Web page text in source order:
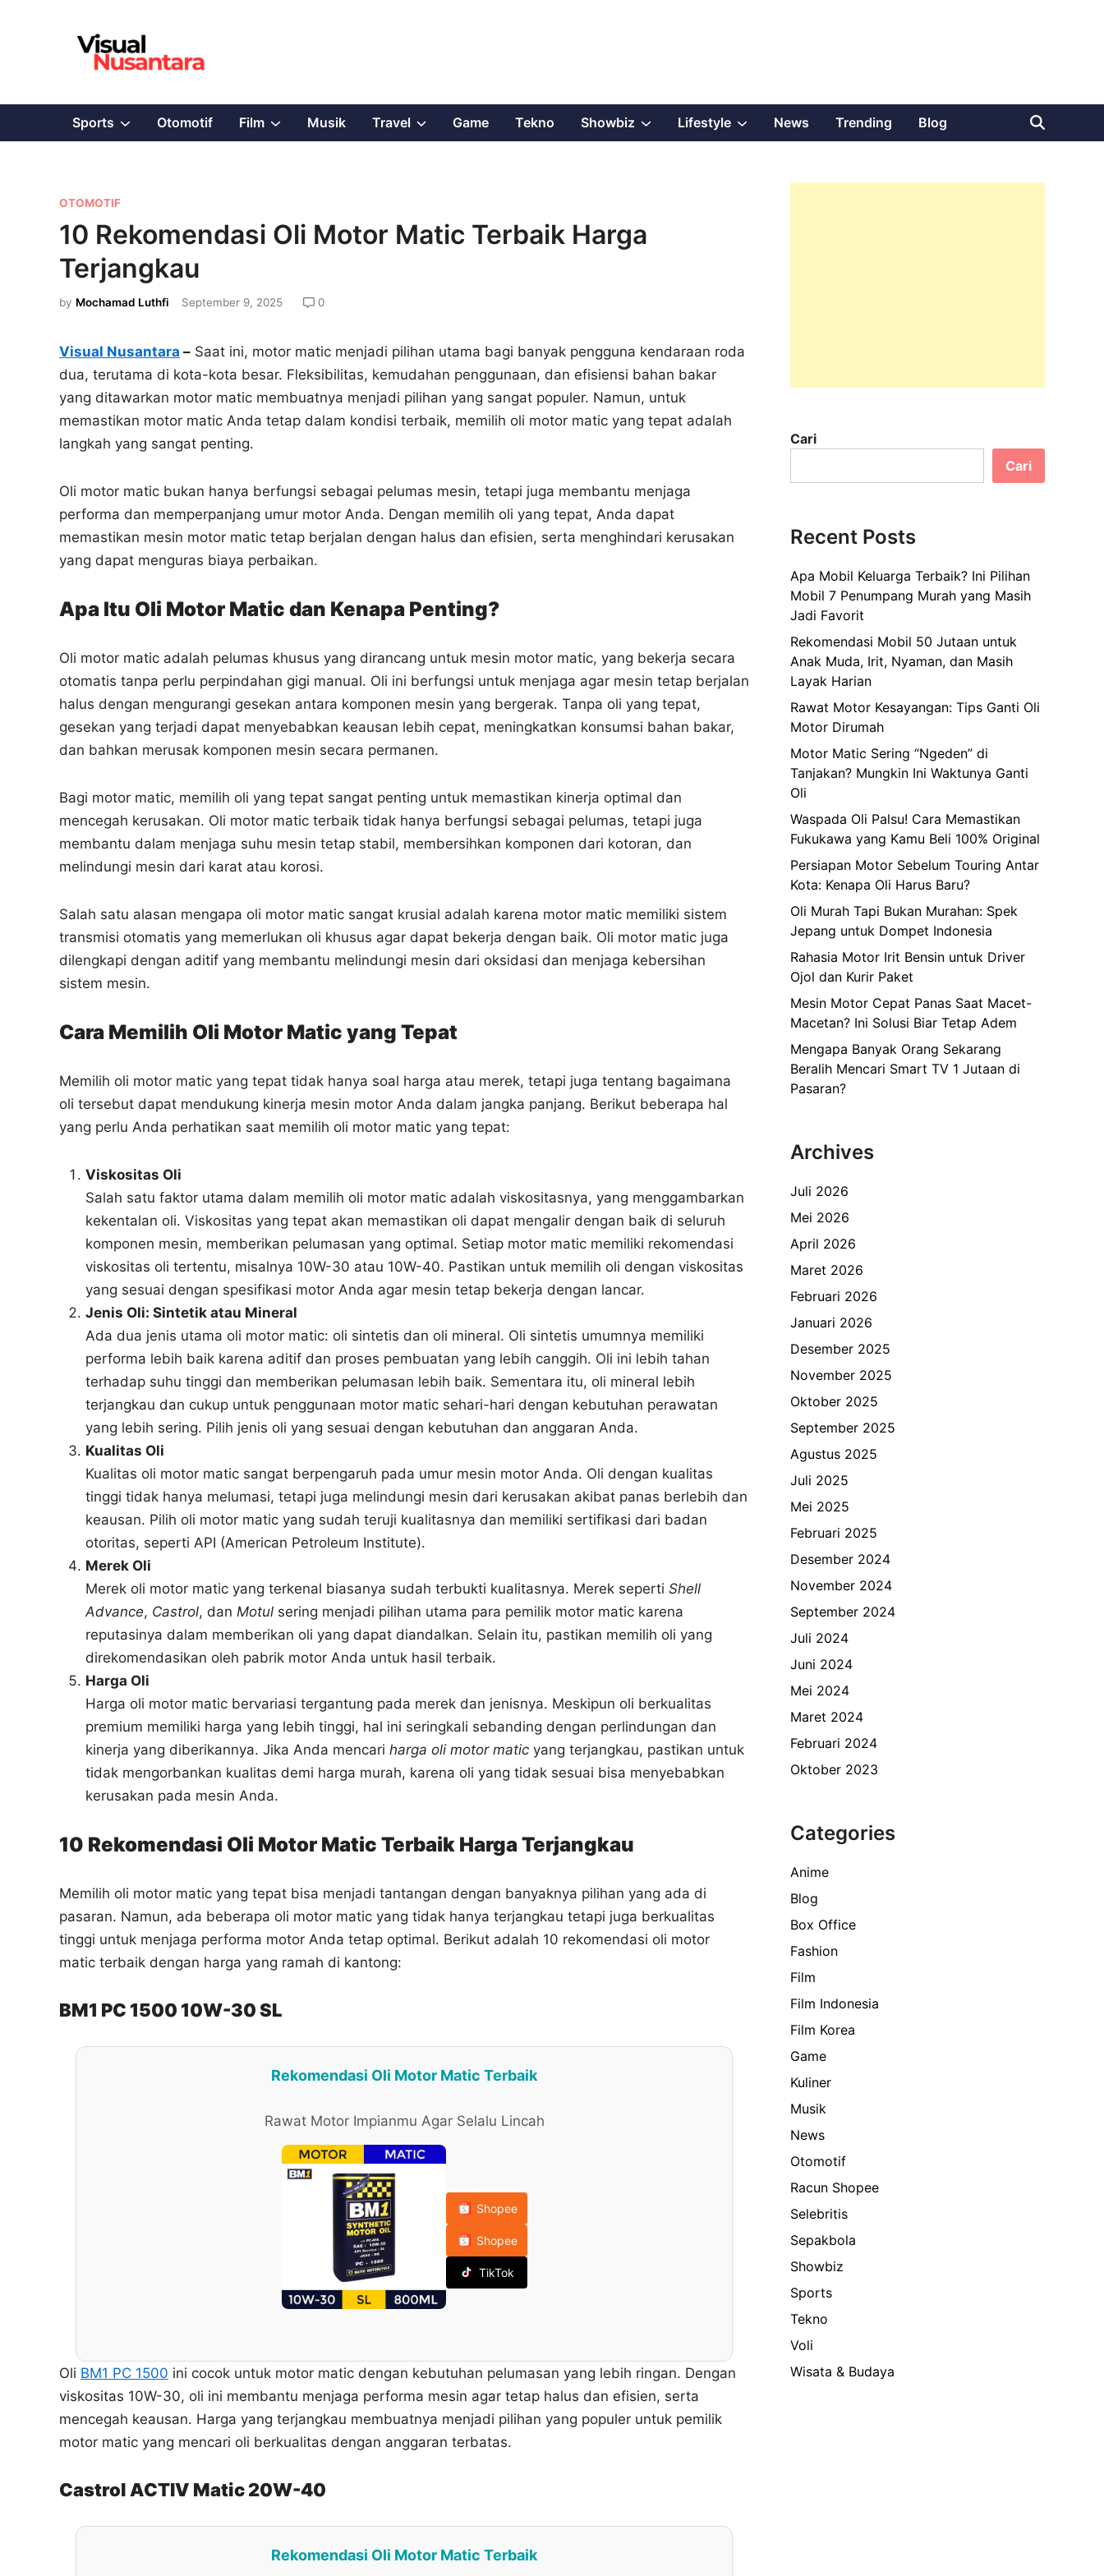
Sports ShowOtomotif Film ShowMusik Travel ShowGame Tekno Showbiz ShowLifestyle ShowNews Trending Blog
P
o
s
n
OTOMOTIF
10 Rekomendasi Oli Motor Matic Terbaik Harga
Terjangkau
by Mochamad Luthfi September 9, 2025 0
Visual Nusantara – Saat ini, motor matic menjadi pilihan utama bagi banyak pengguna kendaraan roda
dua, terutama di kota-kota besar. Fleksibilitas, kemudahan penggunaan, dan efisiensi bahan bakar
yang ditawarkan motor matic membuatnya menjadi pilihan yang sangat populer. Namun, untuk
memastikan motor matic Anda tetap dalam kondisi terbaik, memilih oli motor matic yang tepat adalah
langkah yang sangat penting.
Oli motor matic bukan hanya berfungsi sebagai pelumas mesin, tetapi juga membantu menjaga
performa dan memperpanjang umur motor Anda. Dengan memilih oli yang tepat, Anda dapat
memastikan mesin motor matic tetap berjalan dengan halus dan efisien, serta menghindari kerusakan
yang dapat menguras biaya perbaikan.
Apa Itu Oli Motor Matic dan Kenapa Penting?
Oli motor matic adalah pelumas khusus yang dirancang untuk mesin motor matic, yang bekerja secara
otomatis tanpa perlu perpindahan gigi manual. Oli ini berfungsi untuk menjaga agar mesin tetap berjalan
halus dengan mengurangi gesekan antara komponen mesin yang bergerak. Tanpa oli yang tepat,
gesekan yang terjadi dapat menyebabkan keausan lebih cepat, meningkatkan konsumsi bahan bakar,
dan bahkan merusak komponen mesin secara permanen.
Bagi motor matic, memilih oli yang tepat sangat penting untuk memastikan kinerja optimal dan
mencegah kerusakan. Oli motor matic terbaik tidak hanya berfungsi sebagai pelumas, tetapi juga
membantu dalam menjaga suhu mesin tetap stabil, membersihkan komponen dari kotoran, dan
melindungi mesin dari karat atau korosi.
Salah satu alasan mengapa oli motor matic sangat krusial adalah karena motor matic memiliki sistem
transmisi otomatis yang memerlukan oli khusus agar dapat bekerja dengan baik. Oli motor matic juga
dilengkapi dengan aditif yang membantu melindungi mesin dari oksidasi dan menjaga kebersihan
sistem mesin.
Cara Memilih Oli Motor Matic yang Tepat
Memilih oli motor matic yang tepat tidak hanya soal harga atau merek, tetapi juga tentang bagaimana
oli tersebut dapat mendukung kinerja mesin motor Anda dalam jangka panjang. Berikut beberapa hal
yang perlu Anda perhatikan saat memilih oli motor matic yang tepat:
Viskositas Oli
Salah satu faktor utama dalam memilih oli motor matic adalah viskositasnya, yang menggambarkan
kekentalan oli. Viskositas yang tepat akan memastikan oli dapat mengalir dengan baik di seluruh
komponen mesin, memberikan pelumasan yang optimal. Setiap motor matic memiliki rekomendasi
viskositas oli tertentu, misalnya 10W-30 atau 10W-40. Pastikan untuk memilih oli dengan viskositas
yang sesuai dengan spesifikasi motor Anda agar mesin tetap bekerja dengan lancar.
Jenis Oli: Sintetik atau Mineral
Ada dua jenis utama oli motor matic: oli sintetis dan oli mineral. Oli sintetis umumnya memiliki
performa lebih baik karena aditif dan proses pembuatan yang lebih canggih. Oli ini lebih tahan
terhadap suhu tinggi dan memberikan pelumasan lebih baik. Sementara itu, oli mineral lebih
terjangkau dan cukup untuk penggunaan motor matic sehari-hari dengan kebutuhan perawatan
yang lebih sering. Pilih jenis oli yang sesuai dengan kebutuhan dan anggaran Anda.
Kualitas Oli
Kualitas oli motor matic sangat berpengaruh pada umur mesin motor Anda. Oli dengan kualitas
tinggi tidak hanya melumasi, tetapi juga melindungi mesin dari kerusakan akibat panas berlebih dan
keausan. Pilih oli motor matic yang sudah teruji kualitasnya dan memiliki sertifikasi dari badan
otoritas, seperti API (American Petroleum Institute).
Merek Oli
Merek oli motor matic yang terkenal biasanya sudah terbukti kualitasnya. Merek seperti Shell
Advance, Castrol, dan Motul sering menjadi pilihan utama para pemilik motor matic karena
reputasinya dalam memberikan oli yang dapat diandalkan. Selain itu, pastikan memilih oli yang
direkomendasikan oleh pabrik motor Anda untuk hasil terbaik.
Harga Oli
Harga oli motor matic bervariasi tergantung pada merek dan jenisnya. Meskipun oli berkualitas
premium memiliki harga yang lebih tinggi, hal ini seringkali sebanding dengan perlindungan dan
kinerja yang diberikannya. Jika Anda mencari harga oli motor matic yang terjangkau, pastikan untuk
tidak mengorbankan kualitas demi harga murah, karena oli yang tidak sesuai bisa menyebabkan
kerusakan pada mesin Anda.
10 Rekomendasi Oli Motor Matic Terbaik Harga Terjangkau
Memilih oli motor matic yang tepat bisa menjadi tantangan dengan banyaknya pilihan yang ada di
pasaran. Namun, ada beberapa oli motor matic yang tidak hanya terjangkau tetapi juga berkualitas
tinggi untuk menjaga performa motor Anda tetap optimal. Berikut adalah 10 rekomendasi oli motor
matic terbaik dengan harga yang ramah di kantong:
BM1 PC 1500 10W-30 SL
Rekomendasi Oli Motor Matic Terbaik
Rawat Motor Impianmu Agar Selalu Lincah
Shopee
Shopee
TikTok
Oli BM1 PC 1500 ini cocok untuk motor matic dengan kebutuhan pelumasan yang lebih ringan. Dengan
viskositas 10W-30, oli ini membantu menjaga performa mesin agar tetap halus dan efisien, serta
mencegah keausan. Harga yang terjangkau membuatnya menjadi pilihan yang populer untuk pemilik
motor matic yang mencari oli berkualitas dengan anggaran terbatas.
Castrol ACTIV Matic 20W-40
Rekomendasi Oli Motor Matic Terbaik
Cari
Cari
Recent Posts
Apa Mobil Keluarga Terbaik? Ini Pilihan
Mobil 7 Penumpang Murah yang Masih
Jadi Favorit
Rekomendasi Mobil 50 Jutaan untuk
Anak Muda, Irit, Nyaman, dan Masih
Layak Harian
Rawat Motor Kesayangan: Tips Ganti Oli
Motor Dirumah
Motor Matic Sering “Ngeden” di
Tanjakan? Mungkin Ini Waktunya Ganti
Oli
Waspada Oli Palsu! Cara Memastikan
Fukukawa yang Kamu Beli 100% Original
Persiapan Motor Sebelum Touring Antar
Kota: Kenapa Oli Harus Baru?
Oli Murah Tapi Bukan Murahan: Spek
Jepang untuk Dompet Indonesia
Rahasia Motor Irit Bensin untuk Driver
Ojol dan Kurir Paket
Mesin Motor Cepat Panas Saat Macet-
Macetan? Ini Solusi Biar Tetap Adem
Mengapa Banyak Orang Sekarang
Beralih Mencari Smart TV 1 Jutaan di
Pasaran?
Archives
Juli 2026
Mei 2026
April 2026
Maret 2026
Februari 2026
Januari 2026
Desember 2025
November 2025
Oktober 2025
September 2025
Agustus 2025
Juli 2025
Mei 2025
Februari 2025
Desember 2024
November 2024
September 2024
Juli 2024
Juni 2024
Mei 2024
Maret 2024
Februari 2024
Oktober 2023
Categories
Anime
Blog
Box Office
Fashion
Film
Film Indonesia
Film Korea
Game
Kuliner
Musik
News
Otomotif
Racun Shopee
Selebritis
Sepakbola
Showbiz
Sports
Tekno
Voli
Wisata & Budaya